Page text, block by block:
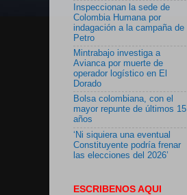
Inspeccionan la sede de
Colombia Humana por
indagación a la campaña de
Petro
Mintrabajo investiga a
Avianca por muerte de
operador logístico en El
Dorado
Bolsa colombiana, con el
mayor repunte de últimos 15
años
‘Ni siquiera una eventual
Constituyente podría frenar
las elecciones del 2026’
ESCRIBENOS AQUI